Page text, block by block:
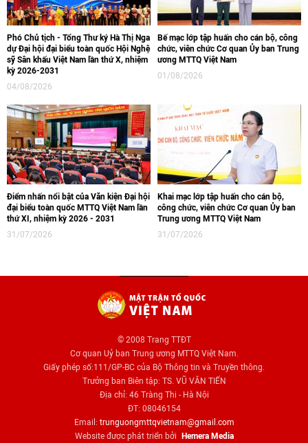
Phó Chủ tịch - Tổng Thư ký Hà Thị Nga
dự Đại hội đại biểu toàn quốc Hội Nghệ
sỹ Sân khấu Việt Nam lần thứ X, nhiệm
kỳ 2026-2031
04/08/2026
Bế mạc lớp tập huấn cho cán bộ, công
chức, viên chức Cơ quan Ủy ban Trung
ương MTTQ Việt Nam
01/08/2026
Điểm nhấn nổi bật của Văn kiện Đại hội
đại biểu toàn quốc MTTQ Việt Nam lần
thứ XI, nhiệm kỳ 2026 - 2031
31/07/2026
Khai mạc lớp tập huấn cho cán bộ,
công chức, viên chức Cơ quan Ủy ban
Trung ương MTTQ Việt Nam
31/07/2026
© 2008 Trang TTĐT
Cơ quan Uỷ ban Trung ương MTTQ Việt Nam.
Giấy phép số:111/GP-BC của Bộ Thông tin và Truyền thông.
Trưởng ban Biên tập: TS. VŨ VĂN TIẾN
Địa chỉ: 46 Tràng Thi - Hà Nội
ĐT: 08046154
Email: trunguongmttqvietnam@gmail.com
Website được phát triển bởi Hemera Media